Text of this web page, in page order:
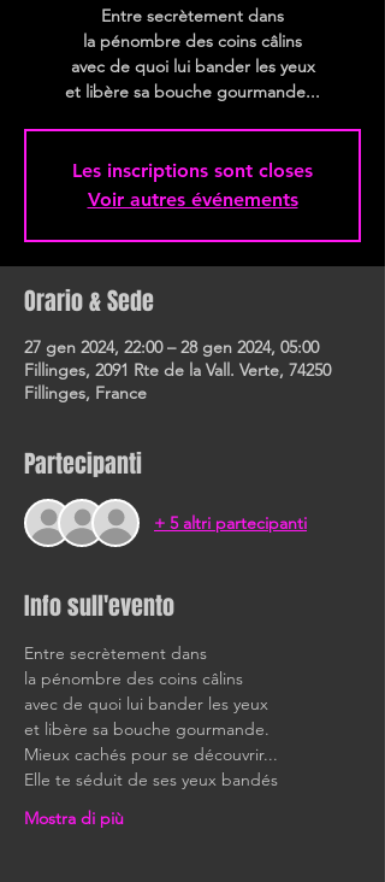
Entre secrètement dans
la pénombre des coins câlins
avec de quoi lui bander les yeux
et libère sa bouche gourmande...
Les inscriptions sont closes
Voir autres événements
Orario & Sede
27 gen 2024, 22:00 – 28 gen 2024, 05:00
Fillinges, 2091 Rte de la Vall. Verte, 74250
Fillinges, France
Partecipanti
+ 5 altri partecipanti
Info sull'evento
Entre secrètement dans
la pénombre des coins câlins
avec de quoi lui bander les yeux
et libère sa bouche gourmande.
Mieux cachés pour se découvrir...
Elle te séduit de ses yeux bandés
Mostra di più